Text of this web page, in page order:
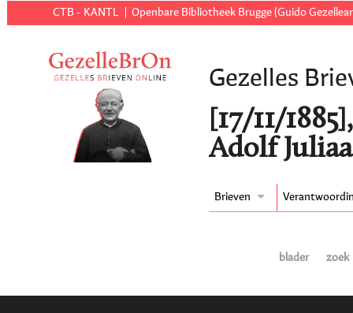
CTB - KANTL Openbare Bibliotheek Brugge (Guido
Gezelles
[17/11/
Adolf
Brieven
blader zoek